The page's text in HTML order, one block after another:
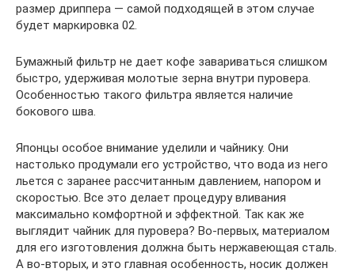
размер дриппера — самой подходящей в этом случае
будет маркировка 02.
Бумажный фильтр не дает кофе завариваться слишком
быстро, удерживая молотые зерна внутри пуровера.
Особенностью такого фильтра является наличие
бокового шва.
Японцы особое внимание уделили и чайнику. Они
настолько продумали его устройство, что вода из него
льется с заранее рассчитанным давлением, напором и
скоростью. Все это делает процедуру вливания
максимально комфортной и эффектной. Так как же
выглядит чайник для пуровера? Во-первых, материалом
для его изготовления должна быть нержавеющая сталь.
А во-вторых, и это главная особенность, носик должен